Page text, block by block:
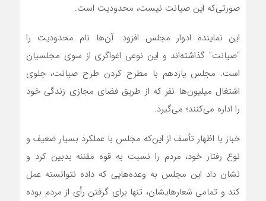
صورتی‌که این صیانت نیست، محدودیت است.
این نماینده ادوار مجلس افزود: آن‌ها نام محدودیت را
“صیانت” گذاشته‌اند و این نوعی اغواگری از سوی مجلسیان
است. مجلس یازدهم با مطرح کردن طرح صیانت، جلوی
اشتغال میلیون‌ها نفر که از طریق فضای مجازی زندگی خود
را اداره می‌کنند؛ می‌گیرد.
خباز با اظهار تأسف از این‌که مجلس با عملکرد بسیار ضعیف و
نوع رفتار خود، مردم را نسبت به قوه مقننه بدبین کرد و
نشان داد این مجلس به وعده‌هایی که داده نتوانسته عمل
کند و تمامی شعارهای‏شان، تنها برای گرفتن رأی از مردم بوده